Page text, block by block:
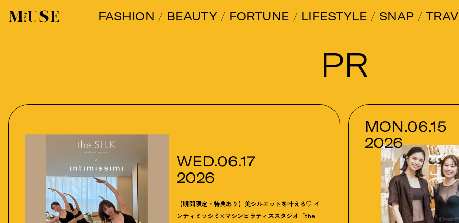
オトナミューズ ウェブFASHION BEAUTY FORTUNE LIFESTYLE SNAP
PR
WED.06.17
2026
【期間限定・特典あり】美シルエットを叶える♡ イ
ンティミッシミ×マシンピラティススタジオ「the
MON.06.15
2026